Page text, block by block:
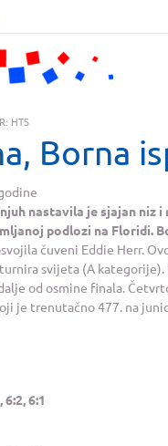
HTS
Borna
nastavila je sjajan niz
podlozi na Floridi.
čuveni Eddie Herr.
svijeta (A
od osmine finala.
je trenutačno 477. na
6:1